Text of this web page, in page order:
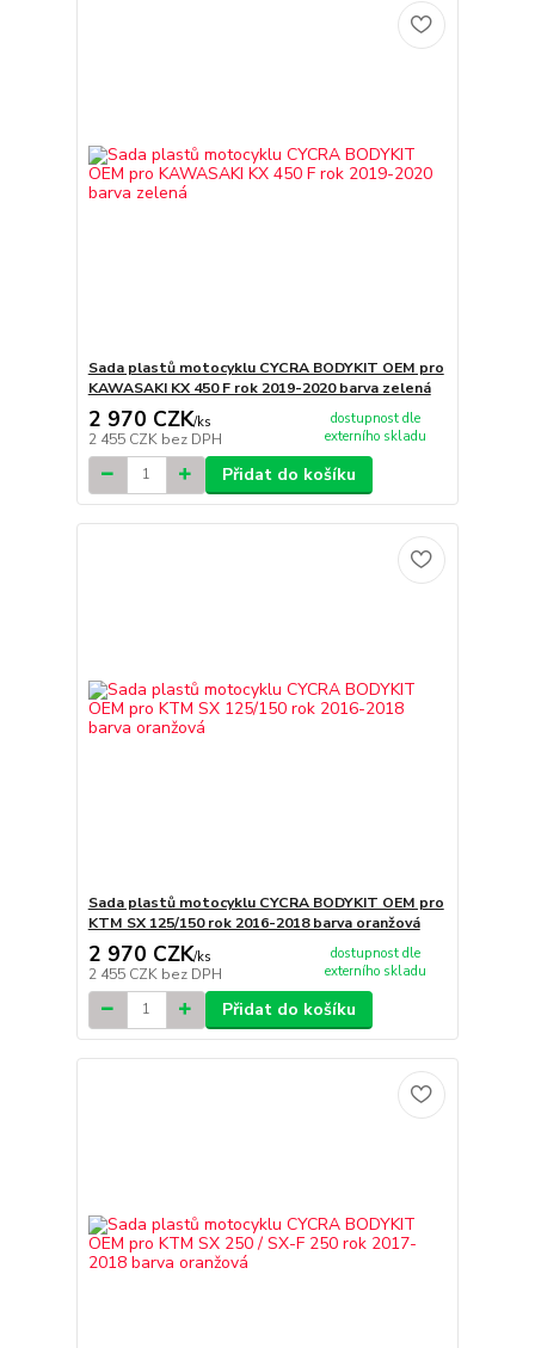
Sada plastů motocyklu CYCRA BODYKIT OEM pro
KAWASAKI KX 450 F rok 2019-2020 barva zelená
2 970 CZK/ks
2 455 CZK bez DPH
dostupnost dle
externího skladu
Přidat do košíku
Sada plastů motocyklu CYCRA BODYKIT OEM pro
KTM SX 125/150 rok 2016-2018 barva oranžová
2 970 CZK/ks
2 455 CZK bez DPH
dostupnost dle
externího skladu
Přidat do košíku